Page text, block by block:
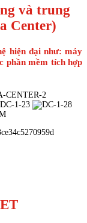
và trung
Center)
hiện đại như: máy
phần mềm tích hợp